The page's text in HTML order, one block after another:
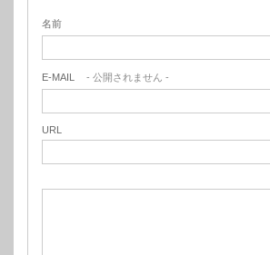
名前
E-MAIL - 公開されません -
URL